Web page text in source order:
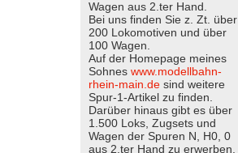
Wagen aus 2.ter Hand.
Bei uns finden Sie z. Zt. über
200 Lokomotiven und über
100 Wagen.
Auf der Homepage meines
Sohnes www.modellbahn-
rhein-main.desind weitere
Spur-1-Artikel zu finden.
Darüber hinaus gibt es über
1.500 Loks, Zugsets und
Wagen der Spuren N, H0, 0
aus 2.ter Hand zu erwerben.